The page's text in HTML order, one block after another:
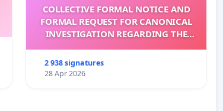
COLLECTIVE FORMAL NOTICE AND
FORMAL REQUEST FOR CANONICAL
INVESTIGATION REGARDING THE
2 938 signatures
28 Apr 2026